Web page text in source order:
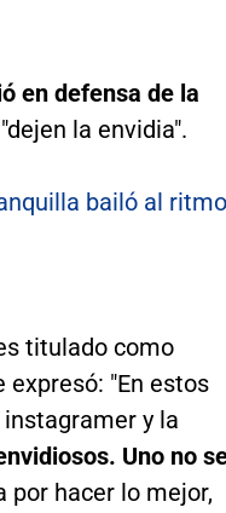
en defensa de la
la envidia".
bailó al ritmo
titulado como
expresó: "En estos
y la
Uno no
por hacer lo mejor,